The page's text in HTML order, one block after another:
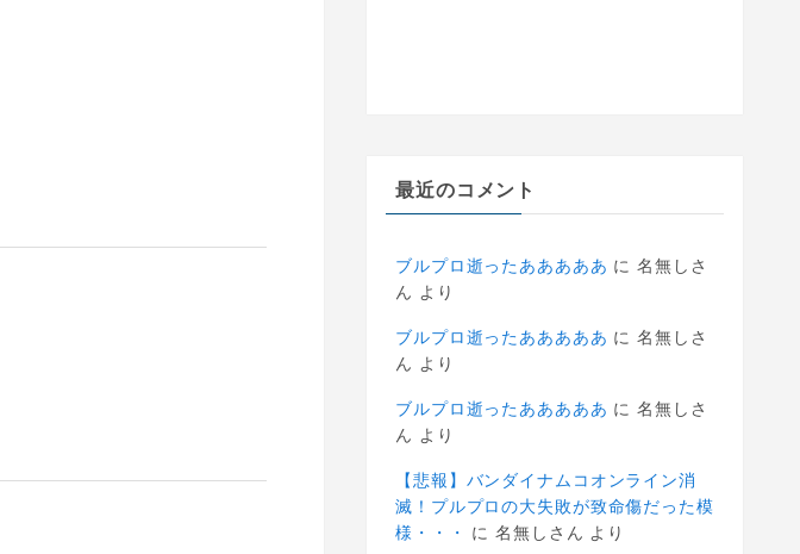
最近のコメント
ブルプロ逝ったあああああ に名無しさ
ん より
ブルプロ逝ったあああああ に名無しさ
ん より
ブルプロ逝ったあああああ に名無しさ
ん より
【悲報】バンダイナムコオンライン消
滅！プルプロの大失敗が致命傷だった模
様・・・
に名無しさん より